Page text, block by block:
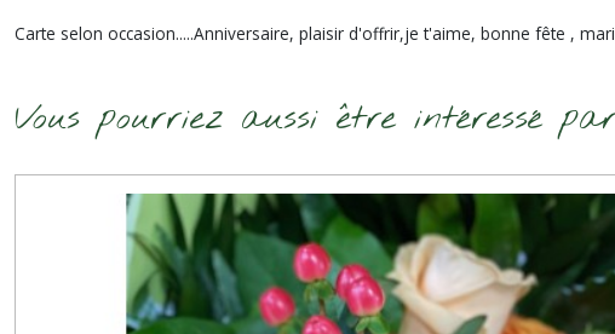
Carte selon occasion.....Anniversaire, plaisir d'offrir,je t'aime, bonne fête ,
Vous pourriez aussi être intéressé